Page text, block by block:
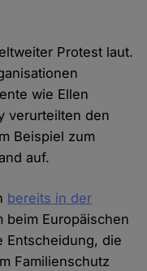
Protest laut.
wie Ellen
verurteilten den
Beispiel zum
auf.
bereits in der
beim Europäischen
Entscheidung, die
Familienschutz